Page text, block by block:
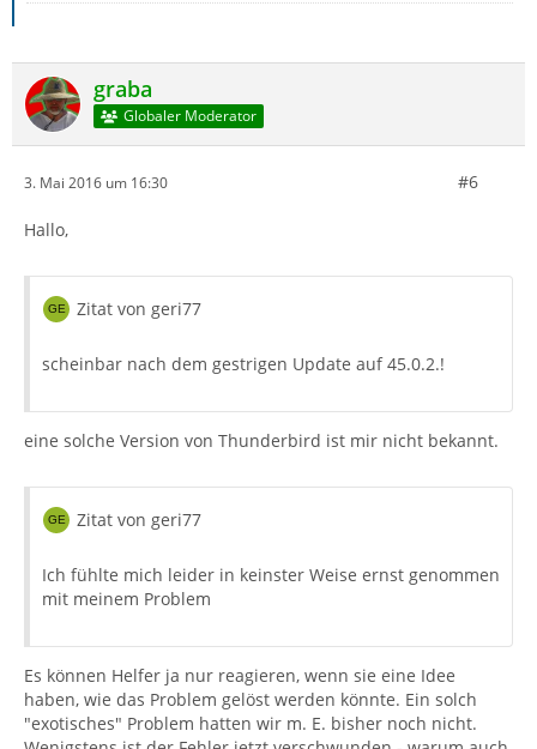
graba
Globaler Moderator
3. Mai 2016 um 16:30 #6
Hallo,
Zitat von geri77
scheinbar nach dem gestrigen Update auf 45.0.2.!
eine solche Version von Thunderbird ist mir nicht bekannt.
Zitat von geri77
Ich fühlte mich leider in keinster Weise ernst genommen
mit meinem Problem
Es können Helfer ja nur reagieren, wenn sie eine Idee
haben, wie das Problem gelöst werden könnte. Ein solch
"exotisches" Problem hatten wir m. E. bisher noch nicht.